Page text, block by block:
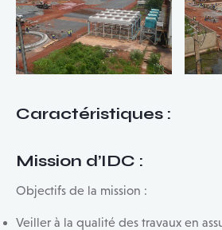
Caractéristiques :
Mission d’IDC :
Objectifs de la mission :
Veiller à la qualité des travaux en